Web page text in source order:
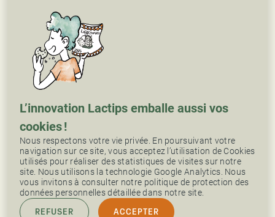
L’innovation Lactips emballe aussi vos
cookies !
Nous respectons votre vie privée. En poursuivant votre
navigation sur ce site, vous acceptez l’utilisation de Cookies
utilisés pour réaliser des statistiques de visites sur notre
site. Nous utilisons la technologie Google Analytics. Nous
vous invitons à consulter notre politique de protection des
données personnelles détaillée dans notre site.
REFUSER ACCEPTER